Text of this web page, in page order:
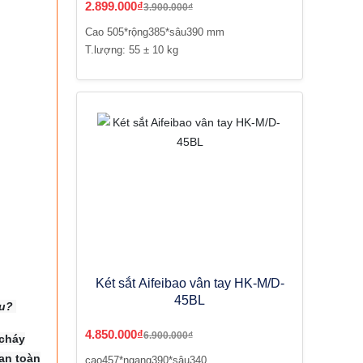
toàn
2.899.000₫3.900.000₫
Cao 505*rộng385*sâu390 mm
T.lượng: 55 ± 10 kg
Két sắt Aifeibao vân tay HK-M/D-
45BL
4.850.000₫6.900.000₫
cao457*ngang390*sâu340